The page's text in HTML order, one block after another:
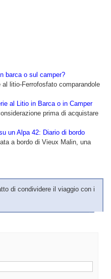
barca o sul camper?
litio-Ferrofosfato comparandole
al Litio in Barca o in Camper
prima di acquistare
un Alpa 42: Diario di bordo
a bordo di Vieux Malin, una
di condividere il viaggio con i